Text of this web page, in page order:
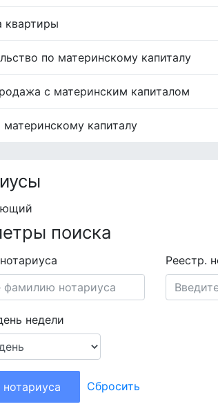
квартиры
по материнскому капиталу
с материнским капиталом
капиталу
поиска
Реестр.
недели
Сбросить